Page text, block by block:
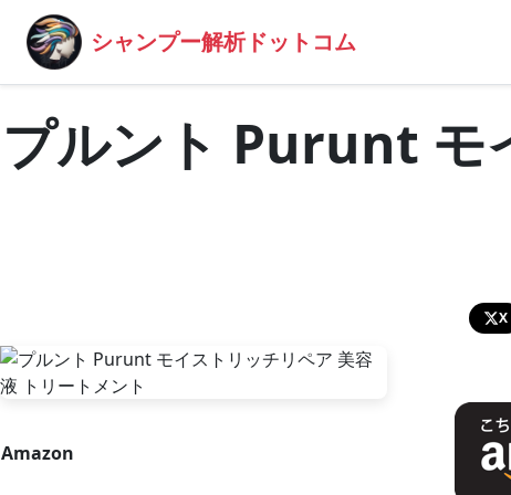
シャンプー解析ドットコム
プルント Purunt モ
X
Amazon